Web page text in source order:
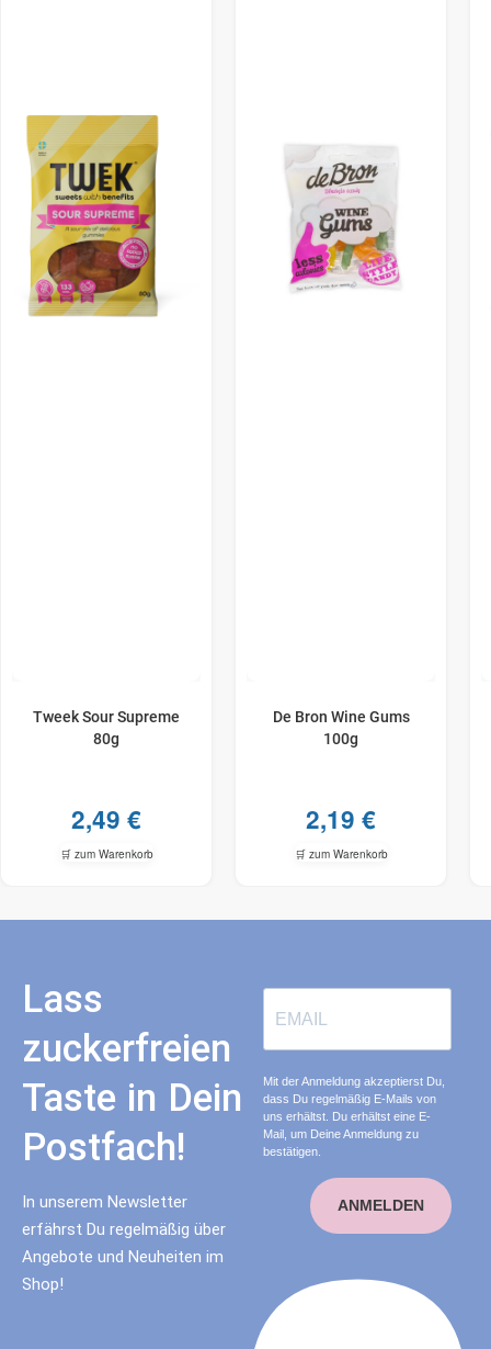
Tweek Sour Supreme
80g
2,49 €
🛒 zum Warenkorb
De Bron Wine Gums
100g
2,19 €
🛒 zum Warenkorb
Lass
zuckerfreien
Taste in Dein
Postfach!
In unserem Newsletter
erfährst Du regelmäßig über
Angebote und Neuheiten im
Shop!
Mit der Anmeldung akzeptierst Du,
dass Du regelmäßig E-Mails von
uns erhältst. Du erhältst eine E-
Mail, um Deine Anmeldung zu
bestätigen.
ANMELDEN